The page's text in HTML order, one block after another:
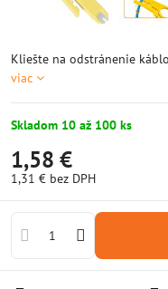
Kliešte na odstránenie
viac
Skladom 10 až 100 ks
1,58 €
1,31 € bez DPH